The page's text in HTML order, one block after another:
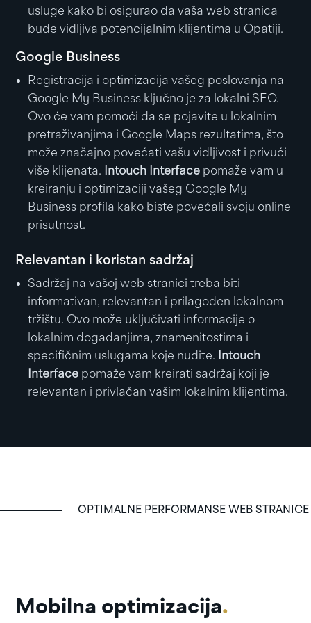
usluge kako bi osigurao da vaša web stranica
bude vidljiva potencijalnim klijentima u Opatiji.
Google Business
Registracija i optimizacija vašeg poslovanja na
Google My Business ključno je za lokalni SEO.
Ovo će vam pomoći da se pojavite u lokalnim
pretraživanjima i Google Maps rezultatima, što
može značajno povećati vašu vidljivost i privući
više klijenata.
Intouch Interface pomaže vam u
kreiranju i optimizaciji vašeg Google My
Business profila kako biste povećali svoju online
prisutnost.
Relevantan i koristan sadržaj
Sadržaj na vašoj web stranici treba biti
informativan, relevantan i prilagođen lokalnom
tržištu. Ovo može uključivati informacije o
lokalnim događanjima, znamenitostima i
specifičnim uslugama koje nudite.
Intouch
Interface pomaže vam kreirati sadržaj koji je
relevantan i privlačan vašim lokalnim klijentima.
OPTIMALNE PERFORMANSE WEB STRANICE
Mobilna optimizacija.